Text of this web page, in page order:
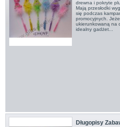
drewna i pokryte
Mają przesłodki
się podczas
promocyjnych.
ukierunkowaną na
idealny gadżet...
Długopisy